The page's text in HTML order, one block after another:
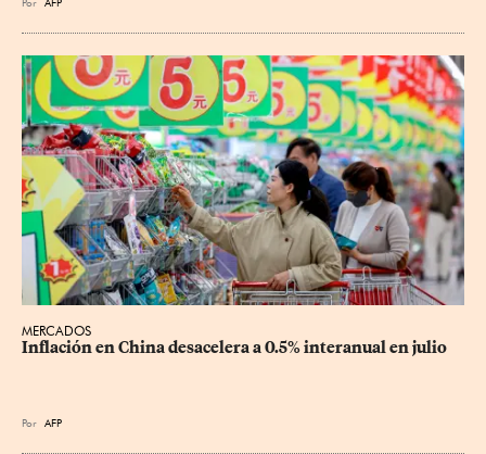
Por AFP
MERCADOS
Inflación en China desacelera a 0.5% interanual en julio
Por AFP